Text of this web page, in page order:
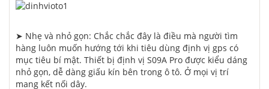
➤ Nhẹ và nhỏ gọn: Chắc chắc đây là điều mà người tìm
hàng luôn muốn hướng tới khi tiêu dùng định vị gps có
mục tiêu bí mật. Thiết bị định vị S09A Pro được kiểu dáng
nhỏ gọn, dễ dàng giấu kín bên trong ô tô. Ở mọi vị trí
mang kết nối dây.